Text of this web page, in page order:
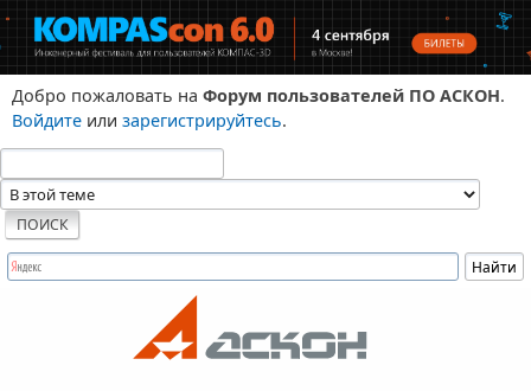
Добро пожаловать на Форум пользователей ПО АСКОН.
Войдите или зарегистрируйтесь.